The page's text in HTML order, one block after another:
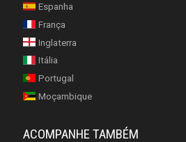
Espanha
França
Inglaterra
Itália
Portugal
Moçambique
ACOMPANHE TAMBÉM